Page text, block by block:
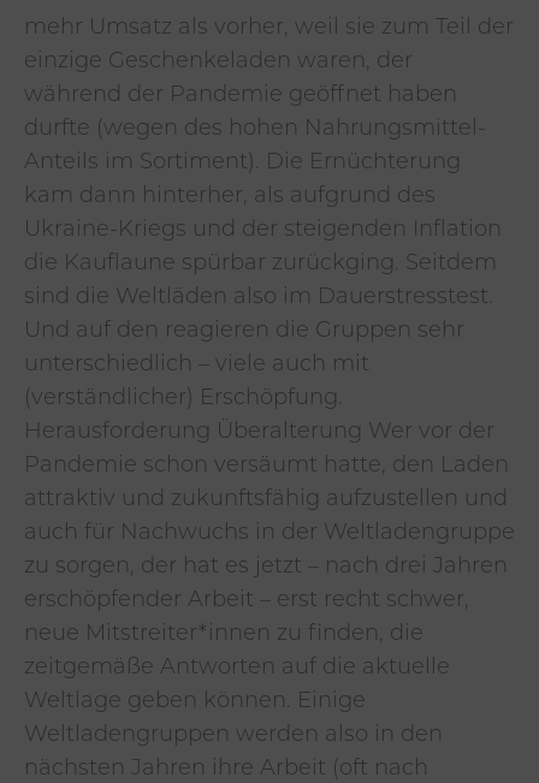
mehr Umsatz als vorher, weil sie zum Teil der
einzige Geschenkeladen waren, der
während der Pandemie geöffnet haben
durfte (wegen des hohen Nahrungsmittel-
Anteils im Sortiment). Die Ernüchterung
kam dann hinterher, als aufgrund des
Ukraine-Kriegs und der steigenden Inflation
die Kauflaune spürbar zurückging. Seitdem
sind die Weltläden also im Dauerstresstest.
Und auf den reagieren die Gruppen sehr
unterschiedlich – viele auch mit
(verständlicher) Erschöpfung.
Herausforderung Überalterung Wer vor der
Pandemie schon versäumt hatte, den Laden
attraktiv und zukunftsfähig aufzustellen und
auch für Nachwuchs in der Weltladengruppe
zu sorgen, der hat es jetzt – nach drei Jahren
erschöpfender Arbeit – erst recht schwer,
neue Mitstreiter*innen zu finden, die
zeitgemäße Antworten auf die aktuelle
Weltlage geben können. Einige
Weltladengruppen werden also in den
nächsten Jahren ihre Arbeit (oft nach